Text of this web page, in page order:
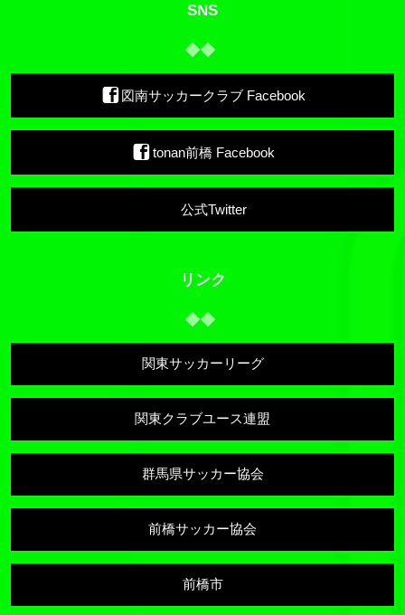
SNS
図南サッカークラブ Facebook
tonan前橋 Facebook
公式Twitter
リンク
関東サッカーリーグ
関東クラブユース連盟
群馬県サッカー協会
前橋サッカー協会
前橋市